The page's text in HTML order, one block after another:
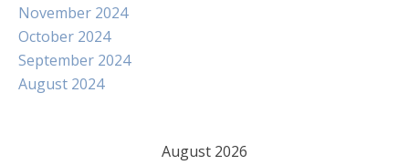
November 2024
October 2024
September 2024
August 2024
August 2026